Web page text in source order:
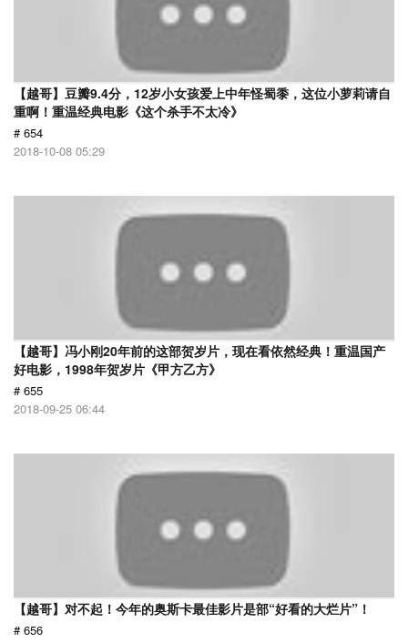
【越哥】豆瓣9.4分，12岁小女孩爱上中年怪蜀黍，这位小萝莉请自
重啊！重温经典电影《这个杀手不太冷》
# 654
2018-10-08 05:29
【越哥】冯小刚20年前的这部贺岁片，现在看依然经典！重温国产
好电影，1998年贺岁片《甲方乙方》
# 655
2018-09-25 06:44
【越哥】对不起！今年的奥斯卡最佳影片是部“好看的大烂片”！
# 656